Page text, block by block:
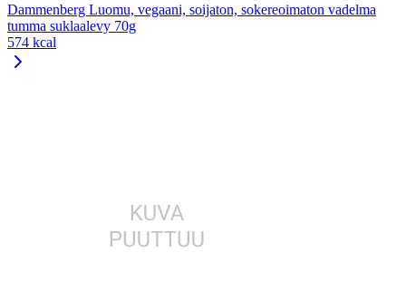
Dammenberg Luomu, vegaani, soijaton, sokereoimaton vadelma
tumma suklaalevy 70g
574 kcal